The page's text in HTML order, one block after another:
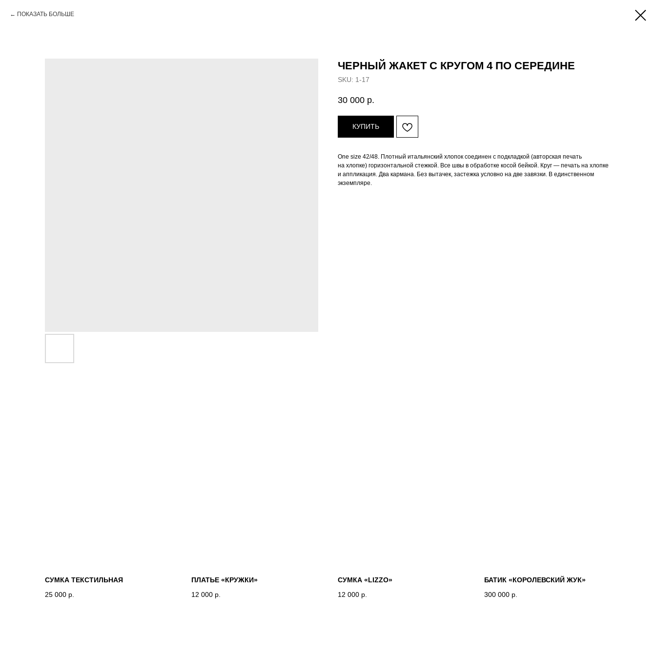
ПОКАЗАТЬ БОЛЬШЕ
ЧЕРНЫЙ ЖАКЕТ С КРУГОМ 4 ПО СЕРЕДИНЕ
SKU: 1-17
30 000 р.
КУПИТЬ
One size 42/48. Плотный итальянский хлопок соединен с подкладкой (авторская печать
на хлопке) горизонтальной стежкой. Все швы в обработке косой бейкой. Круг — печать на хлопке
и аппликация. Два кармана. Без вытачек, застежка условно на две завязки. В единственном
экземпляре.
СУМКА ТЕКСТИЛЬНАЯ
25 000 р.
ПЛАТЬЕ «КРУЖКИ»
12 000 р.
СУМКА «LIZZO»
12 000 р.
БАТИК «КОРОЛЕВСКИЙ ЖУК»
300 000 р.